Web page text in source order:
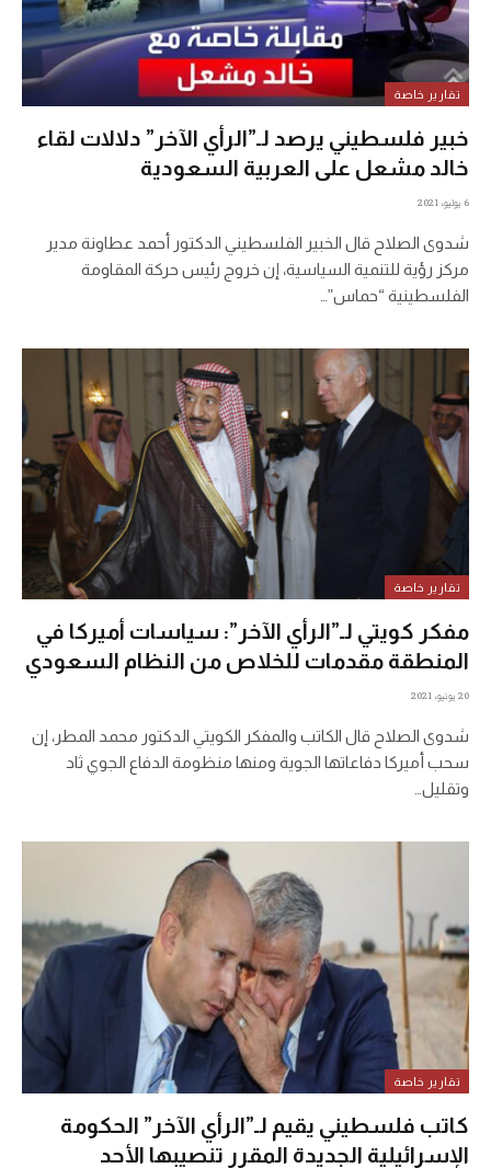
تقارير خاصة
خبير فلسطيني يرصد لـ”الرأي الآخر” دلالات لقاء
خالد مشعل على العربية السعودية
6 يوليو، 2021
شدوى الصلاح قال الخبير الفلسطيني الدكتور أحمد عطاونة مدير
مركز رؤية للتنمية السياسية، إن خروج رئيس حركة المقاومة
الفلسطينية “حماس”…
تقارير خاصة
مفكر كويتي لـ”الرأي الآخر”: سياسات أميركا في
المنطقة مقدمات للخلاص من النظام السعودي
20 يونيو، 2021
شدوى الصلاح قال الكاتب والمفكر الكويتي الدكتور محمد المطر، إن
سحب أميركا دفاعاتها الجوية ومنها منظومة الدفاع الجوي ثاد
وتقليل…
تقارير خاصة
كاتب فلسطيني يقيم لـ”الرأي الآخر” الحكومة
الإسرائيلية الجديدة المقرر تنصيبها الأحد